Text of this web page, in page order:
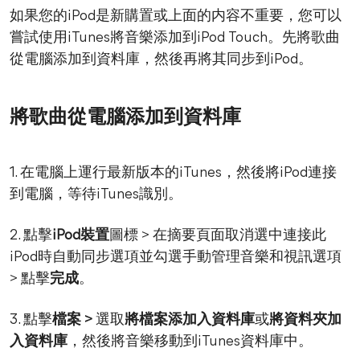
如果您的iPod是新購置或上面的内容不重要，您可以
嘗試使用iTunes將音樂添加到iPod Touch。先將歌曲
從電腦添加到資料庫，然後再將其同步到iPod。
將歌曲從電腦添加到資料庫
1. 在電腦上運行最新版本的iTunes，然後將iPod連接
到電腦，等待iTunes識別。
2. 點擊iPod裝置圖標 > 在摘要頁面取消選中連接此
iPod時自動同步選項並勾選手動管理音樂和視訊選項
> 點擊完成。
3. 點擊檔案 > 選取將檔案添加入資料庫或將資料夾加
入資料庫 ，然後將音樂移動到iTunes資料庫中。